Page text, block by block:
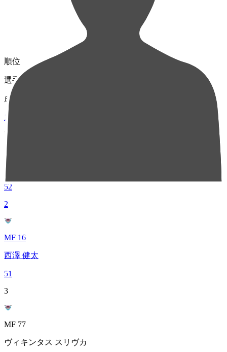
順位
選手名
成績
1
MF 7
新井 晴樹
52
2
MF 16
西澤 健太
51
3
MF 77
ヴィキンタス スリヴカ